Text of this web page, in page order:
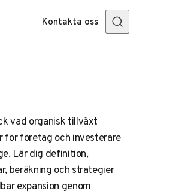
Kontakta oss
vad organisk tillväxt
för företag och investerare
Lär dig definition,
beräkning och strategier
expansion genom